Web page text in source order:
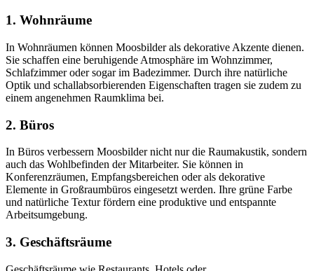
1. Wohnräume
In Wohnräumen können Moosbilder als dekorative Akzente dienen.
Sie schaffen eine beruhigende Atmosphäre im Wohnzimmer,
Schlafzimmer oder sogar im Badezimmer. Durch ihre natürliche
Optik und schallabsorbierenden Eigenschaften tragen sie zudem zu
einem angenehmen Raumklima bei.
2. Büros
In Büros verbessern Moosbilder nicht nur die Raumakustik, sondern
auch das Wohlbefinden der Mitarbeiter. Sie können in
Konferenzräumen, Empfangsbereichen oder als dekorative
Elemente in Großraumbüros eingesetzt werden. Ihre grüne Farbe
und natürliche Textur fördern eine produktive und entspannte
Arbeitsumgebung.
3. Geschäftsräume